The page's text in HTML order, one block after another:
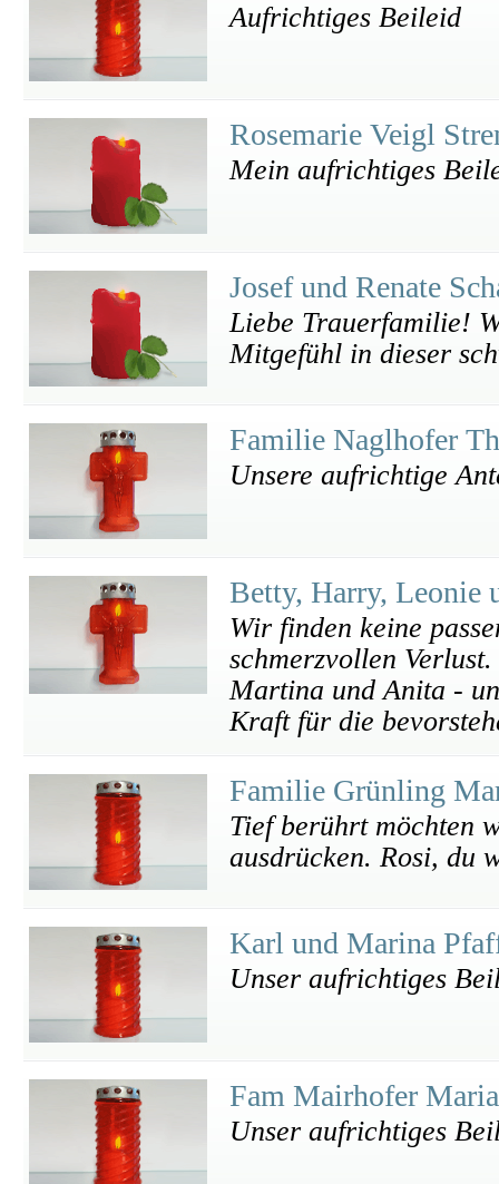
Aufrichtiges Beileid
Rosemarie Veigl
Mein aufrichtiges
Josef und Renate
Liebe Trauerfamilie!
Mitgefühl in dieser
Familie Naglhofer
Unsere aufrichtige
Betty, Harry, Leonie
Wir finden keine
schmerzvollen
Martina und Anita -
Kraft für die
Familie Grünling
Tief berührt möchten
ausdrücken. Rosi, du
Karl und Marina
Unser aufrichtiges
Fam Mairhofer
Unser aufrichtiges